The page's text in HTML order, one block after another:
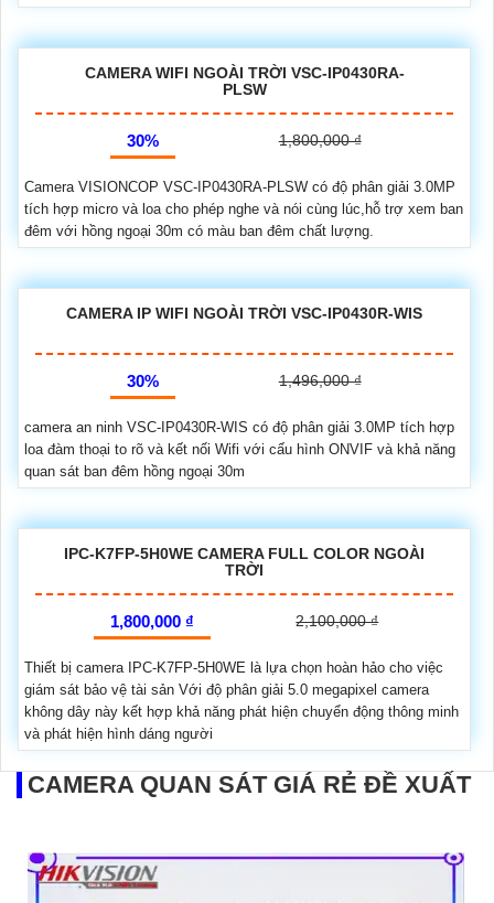
CAMERA WIFI NGOÀI TRỜI VSC-IP0430RA-
PLSW
30% 1,800,000 ₫
Camera VISIONCOP VSC-IP0430RA-PLSW có độ phân giải 3.0MP
tích hợp micro và loa cho phép nghe và nói cùng lúc,hỗ trợ xem ban
đêm với hồng ngoại 30m có màu ban đêm chất lượng.
CAMERA IP WIFI NGOÀI TRỜI VSC-IP0430R-WIS
30% 1,496,000 ₫
camera an ninh VSC-IP0430R-WIS có độ phân giải 3.0MP tích hợp
loa đàm thoại to rõ và kết nối Wifi với cấu hình ONVIF và khả năng
quan sát ban đêm hồng ngoại 30m
IPC-K7FP-5H0WE CAMERA FULL COLOR NGOÀI
TRỜI
1,800,000 ₫ 2,100,000 ₫
Thiết bị camera IPC-K7FP-5H0WE là lựa chọn hoàn hảo cho việc
giám sát bảo vệ tài sản Với độ phân giải 5.0 megapixel camera
không dây này kết hợp khả năng phát hiện chuyển động thông minh
và phát hiện hình dáng người
CAMERA QUAN SÁT GIÁ RẺ ĐỀ XUẤT